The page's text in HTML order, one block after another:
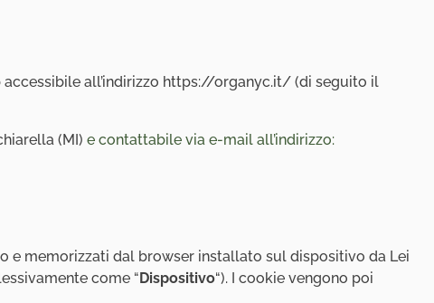
accessibile all’indirizzo https://organyc.it/ (di seguito il
(MI) e contattabile via e-mail all’indirizzo:
memorizzati dal browser installato sul dispositivo da Lei
come “Dispositivo“). I cookie vengono poi